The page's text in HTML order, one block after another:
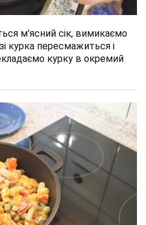
м'ясний сік, вимикаємо
курка пересмажиться і
курку в окремий